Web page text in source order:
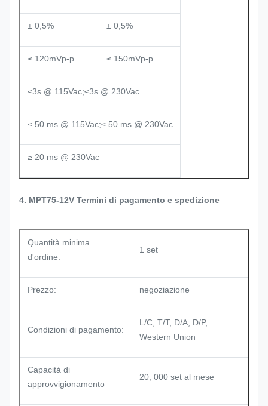
± 0,5% ± 0,5%
≤ 120mVp-p ≤ 150mVp-p
≤3s @ 115Vac;≤3s @ 230Vac
≤ 50 ms @ 115Vac;≤ 50 ms @ 230Vac
≥ 20 ms @ 230Vac
4. MPT75-12V Termini di pagamento e spedizione
Quantità minima
d'ordine:
1 set
Prezzo: negoziazione
Condizioni di pagamento:
L/C, T/T, D/A, D/P,
Western Union
Capacità di
approvvigionamento
20, 000 set al mese